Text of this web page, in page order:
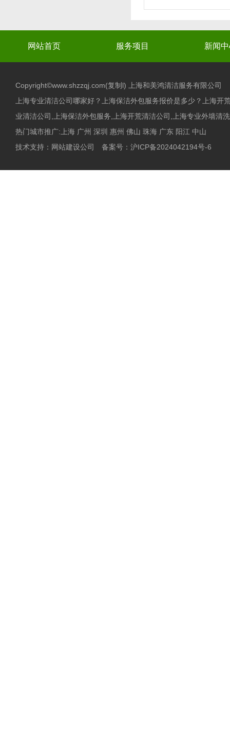
网站首页 服务项目 新闻
Copyright©www.shzzqj.com(复制l) 上海和美鸿清洁服务有限公司
上海专业清洁公司哪家好？上海保洁外包服务报价是多少？上海
业清洁公司,上海保洁外包服务,上海开荒清洁公司,上海专业外墙清
热门城市推广: 上海 广州 深圳 惠州 佛山 珠海 广东 阳江 中山
技术支持： 网站建设公司 备案号： 沪ICP备2024042194号-6